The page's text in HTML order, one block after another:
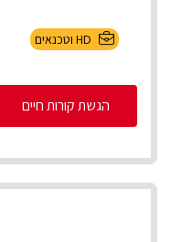
HD וטכנאים
הגשת קורות חיים